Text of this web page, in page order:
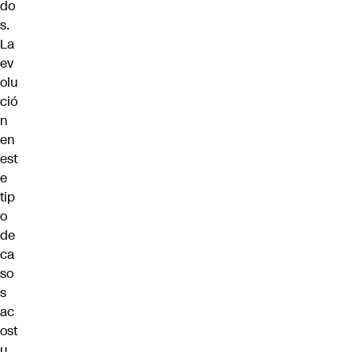
do
s.
La
ev
olu
ció
n
en
est
e
tip
o
de
ca
so
s
ac
ost